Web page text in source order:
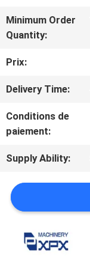
VR
À
PROPOS
DE
NOUS
VISITE
DE
L'USINE
Minimum Order
Quantity:
Prix:
Delivery Time:
Conditions de
paiement:
Supply Ability: